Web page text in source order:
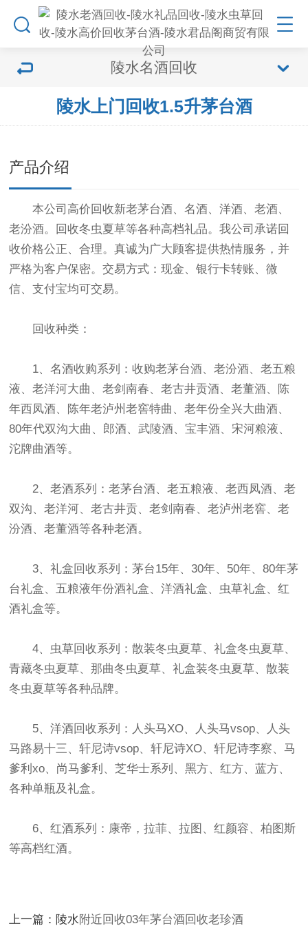
陵水名酒回收
陵水上门回收1.5升茅台酒
产品介绍
本公司高价回收新老茅台酒、名酒、洋酒、老酒、
老汾酒。回收冬虫夏草等各种高档礼品。我公司承诺回
收价格公正、合理。真诚为广大顾客提供热情服务，并
严格为客户保密。交易方式：现金、银行卡转账、微
信、支付宝均可交易。
回收种类：
1、名酒收购系列：收购老茅台酒、老汾酒、老五粮
液、老洋河大曲、老剑南春、老古井贡酒、老董酒、陈
年西凤酒、陈年老泸州老窖特曲、老年份全兴大曲酒、
80年代双沟大曲、郎酒、武陵酒、宝丰酒、宋河粮液、
沱牌曲酒等。
2、老酒系列：老茅台酒、老五粮液、老西凤酒、老
双沟、老洋河、老古井贡、老剑南春、老泸州老窖、老
汾酒、老董酒等各种老酒。
3、礼盒回收系列：茅台15年、30年、50年、80年茅
台礼盒、五粮液年份酒礼盒、洋酒礼盒、虫草礼盒、红
酒礼盒等。
4、虫草回收系列：散装冬虫夏草、礼盒冬虫夏草、
青藏冬虫夏草、那曲冬虫夏草、礼盒装冬虫夏草、散装
冬虫夏草等各种品牌。
5、洋酒回收系列：人头马XO、人头马vsop、人头
马路易十三、轩尼诗vsop、轩尼诗XO、轩尼诗李察、马
爹利xo、尚马爹利、芝华士系列、黑方、红方、蓝方、
各种单瓶及礼盒。
6、红酒系列：康帝，拉菲、拉图、红颜容、柏图斯
等高档红酒。
上一篇：陵水附近回收03年茅台酒回收老珍酒